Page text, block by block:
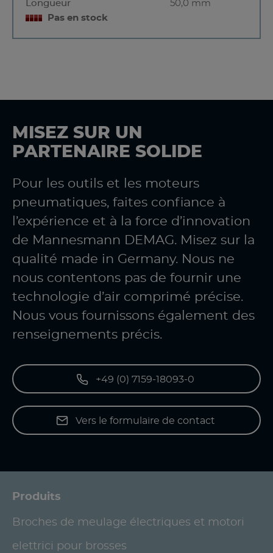
Longueur
50,0 mm
Pas en stock
MISEZ SUR UN
PARTENAIRE SOLIDE
Pour les outils et les moteurs
pneumatiques, faites confiance à
l’expérience et à la force d’innovation
de Mannesmann DEMAG. Misez sur la
qualité made in Germany. Nous ne
nous contentons pas de fournir une
technologie d’air comprimé précise.
Nous vous fournissons également des
renseignements précis.
+49 (0) 7159-18093-0
Vers le formulaire de contact
Produits
Broches de meulage électriques et motori
elettrici pour brosses